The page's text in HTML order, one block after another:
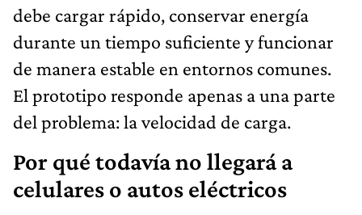
debe cargar rápido, conservar energía
durante un tiempo suficiente y funcionar
de manera estable en entornos comunes.
El prototipo responde apenas a una parte
del problema: la velocidad de carga.
Por qué todavía no llegará a
celulares o autos eléctricos